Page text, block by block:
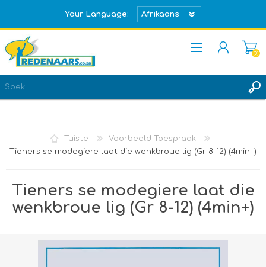
Your Language:
REGISTREER
(0)
Tuiste
Voorbeeld Toespraak
Tieners se modegiere laat die wenkbroue lig (Gr 8-12) (4min+)
Tieners se modegiere laat die
wenkbroue lig (Gr 8-12) (4min+)